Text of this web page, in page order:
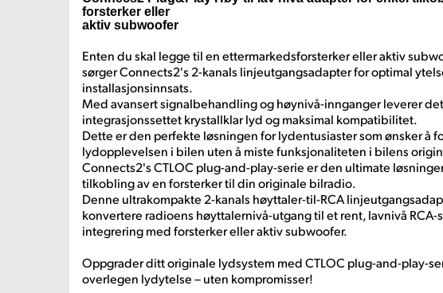
forsterker eller
aktiv subwoofer
Enten du skal legge til en ettermarkedsforsterker eller aktiv
sørger Connects2's 2-kanals linjeutgangsadapter for optimal
installasjonsinnsats.
Med avansert signalbehandling og høynivå-innganger leverer
integrasjonssettet krystallklar lyd og maksimal kompatibilitet.
Dette er den perfekte løsningen for lydentusiaster som ønsker å
lydopplevelsen i bilen uten å miste funksjonaliteten i bilens
Connects2's CTLOC plug-and-play-serie er den ultimate
tilkobling av en forsterker til din originale bilradio.
Denne ultrakompakte 2-kanals høyttaler-til-RCA
konvertere radioens høyttalernivå-utgang til et rent, lavnivå RCA-
integrering med forsterker eller aktiv subwoofer.
Oppgrader ditt originale lydsystem med CTLOC plug-and-play-
overlegen lydytelse – uten kompromisser!